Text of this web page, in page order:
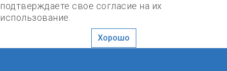
подтверждаете свое согласие на их
использование.
Хорошо